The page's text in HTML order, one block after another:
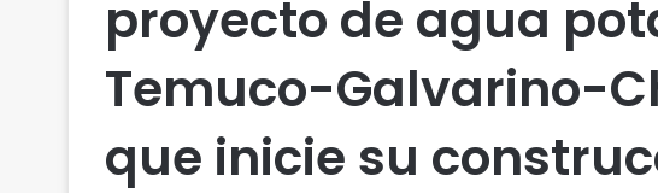
proyecto de agua
Temuco-Galvarino-
que inicie su